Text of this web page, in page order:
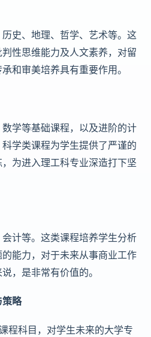
史、地理、哲学、艺术等。这
性思维能力及人文素养，对留
和审美培养具有重要作用。
学等基础课程，以及进阶的计
学类课程为学生提供了严谨的
为进入理工科专业深造打下坚
计等。这类课程培养学生分析
能力，对于未来从事商业工作
，是非常有价值的。
策略
程科目，对学生未来的大学专